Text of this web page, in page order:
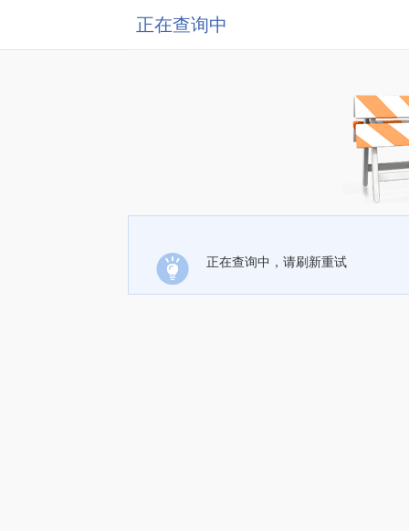
正在查询中
正在查询中，请刷新重试